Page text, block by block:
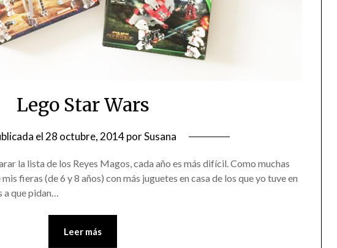
Lego Star Wars
el 28 octubre, 2014porSusana
la lista de los Reyes Magos, cada año es más difícil. Como muchas
fieras (de 6 y 8 años) con más juguetes en casa de los que yo tuve en
a que pidan…
Leer más